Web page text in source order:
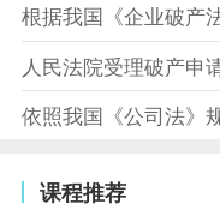
根据我国《企业破产
人民法院受理破产申
依照我国《公司法》
课程推荐